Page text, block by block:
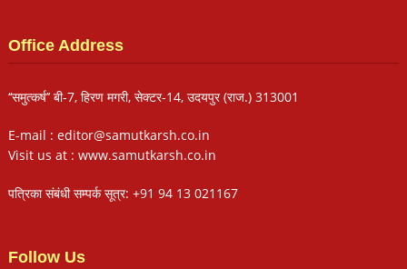
Office Address
‘‘समुत्कर्ष’’ बी-7, हिरण मगरी, सेक्टर-14, उदयपुर (राज.) 313001
E-mail : editor@samutkarsh.co.in
Visit us at : www.samutkarsh.co.in
पत्रिका संबंधी सम्पर्क सूत्र: +91 94 13 021167
Follow Us